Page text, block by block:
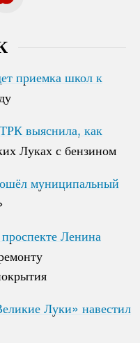
приемка школ к
приемка школ к
выяснила, как
Луках с бензином
выяснила, как
Луках с бензином
муниципальный
муниципальный
Ленина
Ленина
Луки» навестил
Луки» навестил